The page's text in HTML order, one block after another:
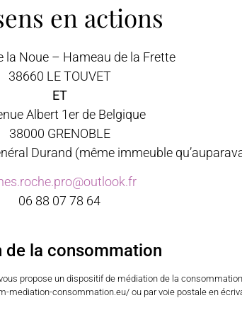
en actions
la Noue – Hameau de la Frette
38660 LE TOUVET
ET
Albert 1er de Belgique
38000 GRENOBLE
Durand (même immeuble
06 88 07 78 64
de la consommation
propose un dispositif de médiation de la
consommation.eu/ ou par voie postale en